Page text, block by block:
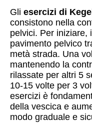
Gli esercizi di
consistono nella
pelvici. Per iniziare,
pavimento pelvico
metà strada. Una
mantenendo la
rilassate per altri 5
10-15 volte per 3
esercizi è
della vescica e
modo graduale e